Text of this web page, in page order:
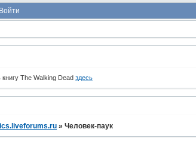
Войти
The Walking Dead здесь
»Человек-паук